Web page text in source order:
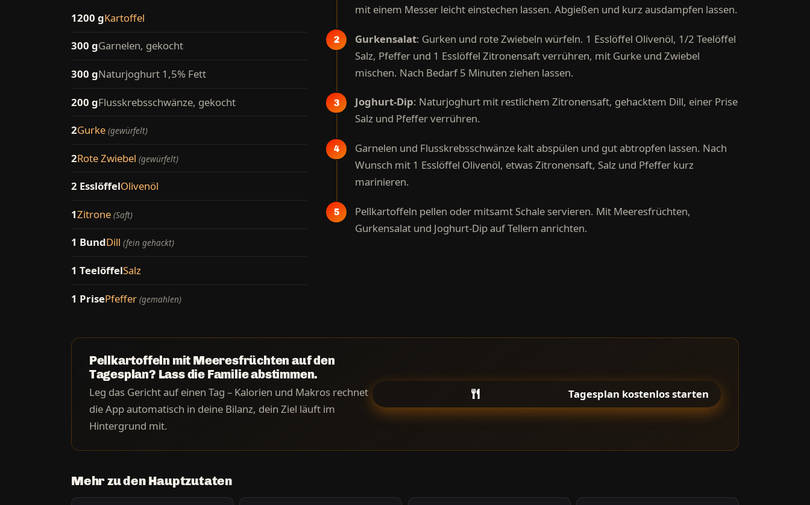
1200 gKartoffel
300 gGarnelen, gekocht
300 gNaturjoghurt 1,5% Fett
200 gFlusskrebsschwänze, gekocht
2Gurke (gewürfelt)
2Rote Zwiebel (gewürfelt)
2 EsslöffelOlivenöl
1Zitrone (Saft)
1 BundDill (fein gehackt)
1 TeelöffelSalz
1 PrisePfeffer (gemahlen)
mit einem Messer leicht einstechen lassen. Abgießen und kurz ausdampfen lassen.
Gurkensalat: Gurken und rote Zwiebeln würfeln. 1 Esslöffel Olivenöl, 1/2 Teelöffel
Salz, Pfeffer und 1 Esslöffel Zitronensaft verrühren, mit Gurke und Zwiebel
mischen. Nach Bedarf 5 Minuten ziehen lassen.
Joghurt-Dip: Naturjoghurt mit restlichem Zitronensaft, gehacktem Dill, einer Prise
Salz und Pfeffer verrühren.
Garnelen und Flusskrebsschwänze kalt abspülen und gut abtropfen lassen. Nach
Wunsch mit 1 Esslöffel Olivenöl, etwas Zitronensaft, Salz und Pfeffer kurz
marinieren.
Pellkartoffeln pellen oder mitsamt Schale servieren. Mit Meeresfrüchten,
Gurkensalat und Joghurt-Dip auf Tellern anrichten.
Pellkartoffeln mit Meeresfrüchten auf den
Tagesplan? Lass die Familie abstimmen.
Leg das Gericht auf einen Tag – Kalorien und Makros rechnet
die App automatisch in deine Bilanz, dein Ziel läuft im
Hintergrund mit.
Tagesplan kostenlos starten
Mehr zu den Hauptzutaten